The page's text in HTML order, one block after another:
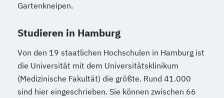
Gartenkneipen.
Studieren in Hamburg
Von den 19 staatlichen Hochschulen in Hamburg ist
die Universität mit dem Universitätsklinikum
(Medizinische Fakultät) die größte. Rund 41.000
sind hier eingeschrieben. Sie können zwischen 66